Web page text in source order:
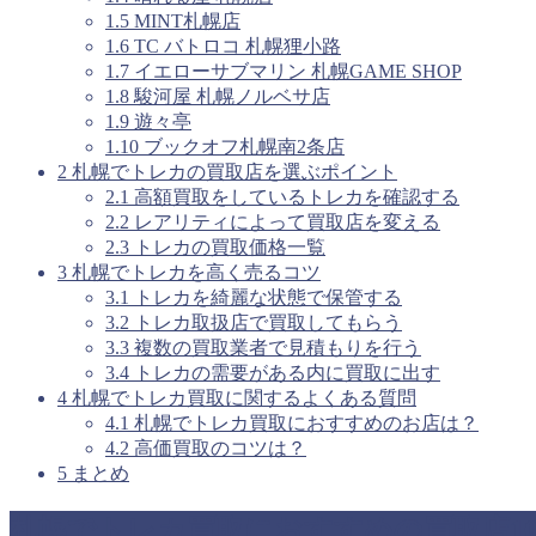
1.5 MINT札幌店
1.6 TC バトロコ 札幌狸小路
1.7 イエローサブマリン 札幌GAME SHOP
1.8駿河屋 札幌ノルベサ店
1.9 遊々亭
1.10 ブックオフ札幌南2条店
2 札幌でトレカの買取店を選ぶポイント
2.1 高額買取をしているトレカを確認する
2.2 レアリティによって買取店を変える
2.3 トレカの買取価格一覧
3 札幌でトレカを高く売るコツ
3.1 トレカを綺麗な状態で保管する
3.2 トレカ取扱店で買取してもらう
3.3 複数の買取業者で見積もりを行う
3.4 トレカの需要がある内に買取に出す
4 札幌でトレカ買取に関するよくある質問
4.1 札幌でトレカ買取におすすめのお店は？
4.2 高価買取のコツは？
5 まとめ